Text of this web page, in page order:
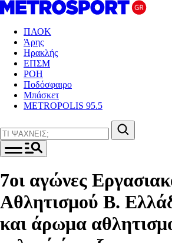
ΠΑΟΚ
Άρης
Ηρακλής
ΕΠΣΜ
ΡΟΗ
Ποδόσφαιρο
Μπάσκετ
METROPOLIS 95.5
7οι αγώνες
Αθλητισμού Β.
και άρωμα